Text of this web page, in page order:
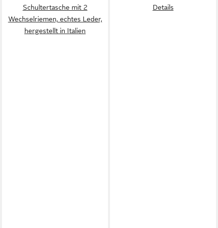
Schultertasche mit 2
Wechselriemen, echtes Leder,
hergestellt in Italien
Details